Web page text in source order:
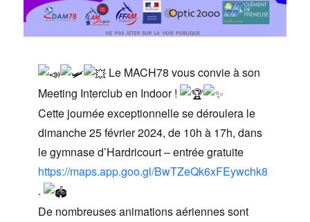
Le MACH78 vous convie à son
Meeting Interclub en Indoor !
Cette journée exceptionnelle se déroulera le
dimanche 25 février 2024, de 10h à 17h, dans
le gymnase d’Hardricourt – entrée gratuite
https://maps.app.goo.gl/BwTZeQk6xFEywchk8
.
De nombreuses animations aériennes sont